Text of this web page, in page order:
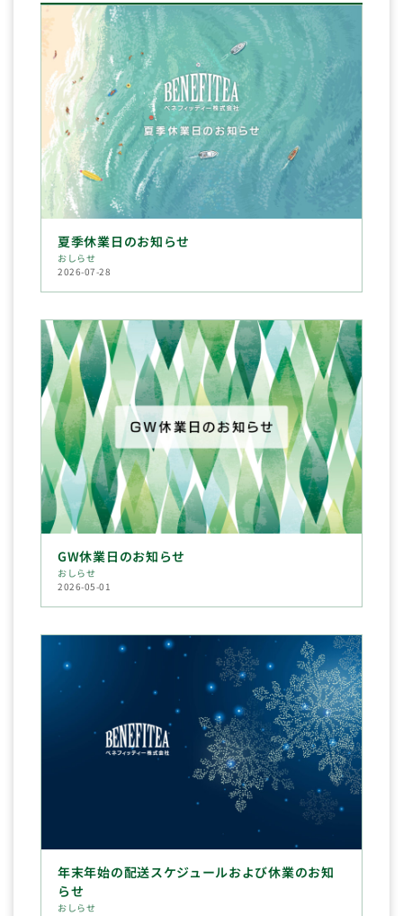
夏季休業日のお知らせ
おしらせ
2026-07-28
GW休業日のお知らせ
おしらせ
2026-05-01
年末年始の配送スケジュールおよび休業のお知
らせ
おしらせ